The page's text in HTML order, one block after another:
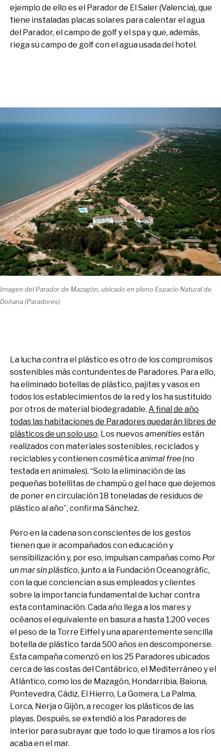
ejemplo de ello es el Parador de El Saler (Valencia), que
tiene instaladas placas solares para calentar el agua
del Parador, el campo de golf y el spa y que, además,
riega su campo de golf con el agua usada del hotel.
Imagen del Parador de Mazagón, ubicado en pleno Espacio Natural de
Doñana (Paradores)
La lucha contra el plástico es otro de los compromisos
sostenibles más contundentes de Paradores. Para ello,
ha eliminado botellas de plástico, pajitas y vasos en
todos los establecimientos de la red y los ha sustituido
por otros de material biodegradable. A final de año
todas las habitaciones de Paradores quedarán libres de
plásticos de un solo uso. Los nuevosamenitiesestán
realizados con materiales sostenibles, reciclados y
reciclables y contienen cosméticaanimal free(no
testada en animales). “Solo la eliminación de las
pequeñas botellitas de champú o gel hace que dejemos
de poner en circulación 18 toneladas de residuos de
plástico al año”, confirma Sánchez.
Pero en la cadena son conscientes de los gestos
tienen que ir acompañados con educación y
sensibilización y, por eso, impulsan campañas como Por
un mar sin plástico, junto a la Fundación Oceanogràfic,
con la que conciencian a sus empleados y clientes
sobre la importancia fundamental de luchar contra
esta contaminación. Cada año llega a los mares y
océanos el equivalente en basura a hasta 1.200 veces
el peso de la Torre Eiffel y una aparentemente sencilla
botella de plástico tarda 500 años en descomponerse.
Esta campaña comenzó en los 25 Paradores ubicados
cerca de las costas del Cantábrico, el Mediterráneo y el
Atlántico, como los de Mazagón, Hondarribia, Baiona,
Pontevedra, Cádiz, El Hierro, La Gomera, La Palma,
Lorca, Nerja o Gijón, a recoger los plásticos de las
playas. Después, se extendió a los Paradores de
interior para subrayar que todo lo que tiramos a los ríos
acaba en el mar.